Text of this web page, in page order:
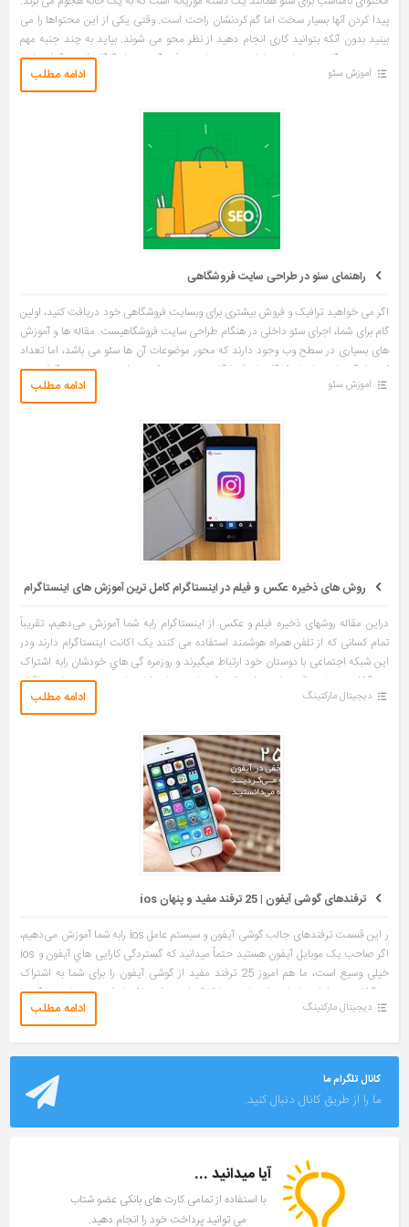
پیدا کردن آنها بسیار سخت اما گم کردنشان راحت است. وقتی یکی از این محتواها را می
بینید بدون آنکه بتوانید کاری انجام دهید از نظر محو می شوند. بیاید به چند جنبه مهم
سئو مدرن نگاهی بیندازیم: ما از به روز رسانی مرغ مگس خوار گوگل فاصله گرفته ایم.
جستجوی صوتی گوگل در هر مکان که امکان استفاده […]
آموزش سئو ادامه مطلب
راهنمای سئو در طراحی سایت فروشگاهی
اگر می خواهید ترافیک و فروش بیشتری برای وبسایت فروشگاهی خود دریافت کنید، اولین
گام برای شما، اجرای سئو داخلی در هنگام طراحی سایت فروشگاهیست. مقاله ها و آموزش
های بسیاری در سطح وب وجود دارند که محور موضوعات آن ها سئو می باشد، اما تعداد
کمی از آن ها به نیازهای کارآفرینان فروشگاهی توجه می کنند. برای همین تصمیم گرفتیم در
این مقاله به صورت تخصصی به موضوع سئو داخلی برای سایت های فروشگاهی […]
آموزش سئو ادامه مطلب
روش های ذخیره عکس و فیلم در اینستاگرام کامل ترین آموزش های اینستاگرام
دراین مقاله روشهای ذخیره فیلم و عکس از اینستاگرام رابه شما آموزش می‌دهیم، تقریباً
تمام کسانی که از تلفن همراه هوشمند استفاده می کنند یک اکانت اینستاگرام دارند ودر
این شبکه اجتماعی با دوستان خود ارتباط میگیرند و روزمره گی هاي خودشان رابه اشتراک
می گذارند، خیلی وقت ها می شود که عکسهایی زیبا و فیلم هایي دیدنی در اینستاگرام
میبینیم و دلمان میـــخواهد آنها را ذخیره کنیم، اما چگونه؟ در ادامه بشما خواهیم گفت…
دیجیتال مارکتینگ ادامه مطلب
ترفندهای گوشی آیفون | 25 ترفند مفید و پنهان ios
ر این قسمت ترفندهای جالب گوشی آیفون و سیستم عامل ios رابه شما آموزش می‌دهیم،
اگر صاحب یک موبایل آیفون هستید حتماً میدانید که گستردگی کارایی هاي آیفون و ios
خیلی وسیع است، ما هم امروز 25 ترفند مفید از گوشی آیفون را برای شما به اشتراک
می‌گذاریم، در ادامه با ما همراه بمانید. با کمک این ترفندها که از شخصی سازی ویژگی‌ها
تا استفاده از رمزهای سری را شامل شده در مدت زمان […]
دیجیتال مارکتینگ ادامه مطلب
کانال تلگرام ما
ما را از طریق کانال دنبال کنید.
آیا میدانید ...
با استفاده از تمامی کارت های بانکی عضو شتاب
می توانید پرداخت خود را انجام دهید.